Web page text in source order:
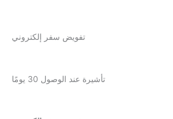
تفويض سفر إلكتروني
تأشيرة عند الوصول 30 يومًا